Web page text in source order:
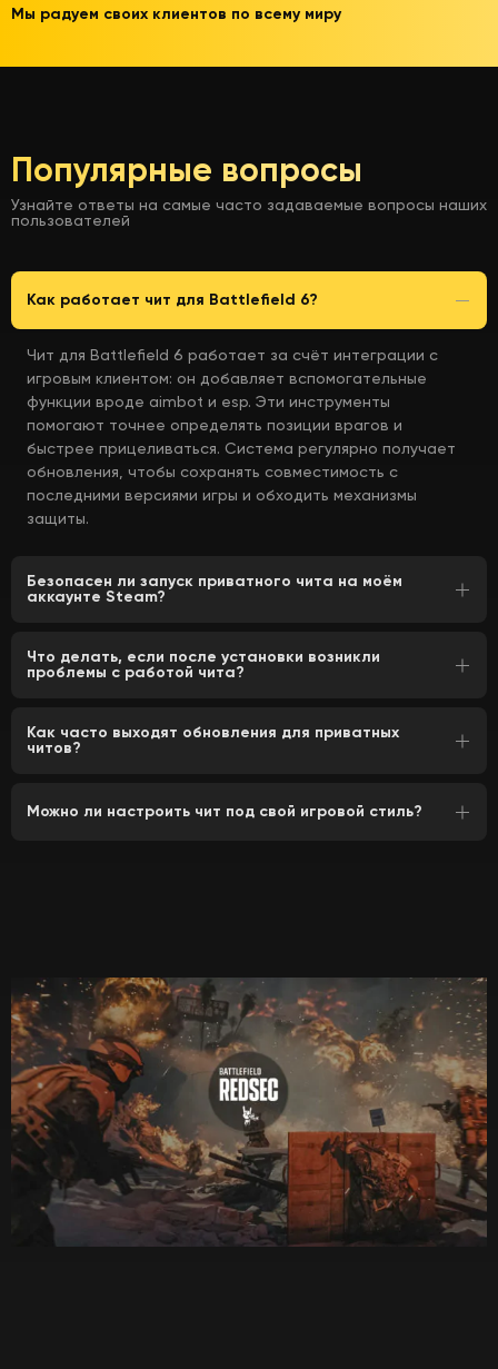
Мы радуем своих клиентов по всему миру
Популярные вопросы
Узнайте ответы на самые часто задаваемые вопросы наших
пользователей
Как работает чит для Battlefield 6?
Чит для Battlefield 6 работает за счёт интеграции с
игровым клиентом: он добавляет вспомогательные
функции вроде aimbot и esp. Эти инструменты
помогают точнее определять позиции врагов и
быстрее прицеливаться. Система регулярно получает
обновления, чтобы сохранять совместимость с
последними версиями игры и обходить механизмы
защиты.
Безопасен ли запуск приватного чита на моём
аккаунте Steam?
Что делать, если после установки возникли
проблемы с работой чита?
Как часто выходят обновления для приватных
читов?
Можно ли настроить чит под свой игровой стиль?